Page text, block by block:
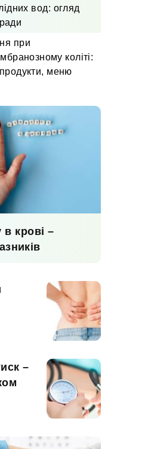
вод: огляд
при
коліті:
меню
крові –
–